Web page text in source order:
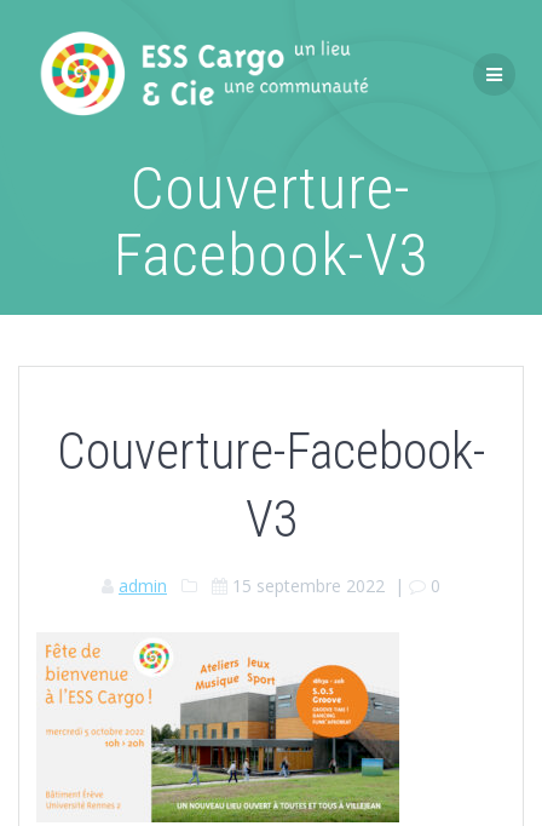
contenu
Couverture-
Facebook-V3
Couverture-Facebook-
V3
admin 15 septembre 2022 | 0